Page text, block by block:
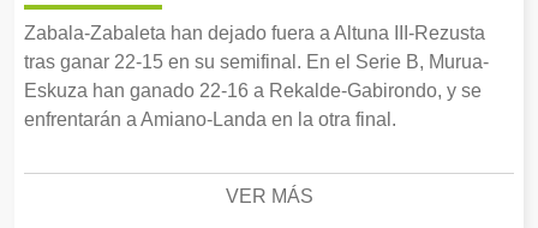
Zabala-Zabaleta han dejado fuera a Altuna III-Rezusta
tras ganar 22-15 en su semifinal. En el Serie B, Murua-
Eskuza han ganado 22-16 a Rekalde-Gabirondo, y se
enfrentarán a Amiano-Landa en la otra final.
VER MÁS